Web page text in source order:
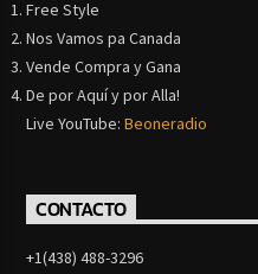
Free Style
Nos Vamos pa Canada
Vende Compra y Gana
De por Aquí y por Alla!
Live YouTube:Beoneradio
CONTACTO
+1(438) 488-3296